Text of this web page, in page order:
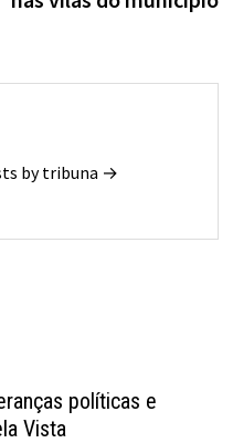
by tribuna →
políticas e
Vista